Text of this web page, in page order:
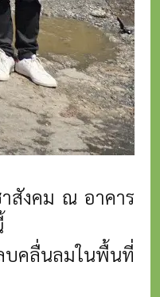
สังคม ณ อาคาร
บคลื่นลมในพื้นที่